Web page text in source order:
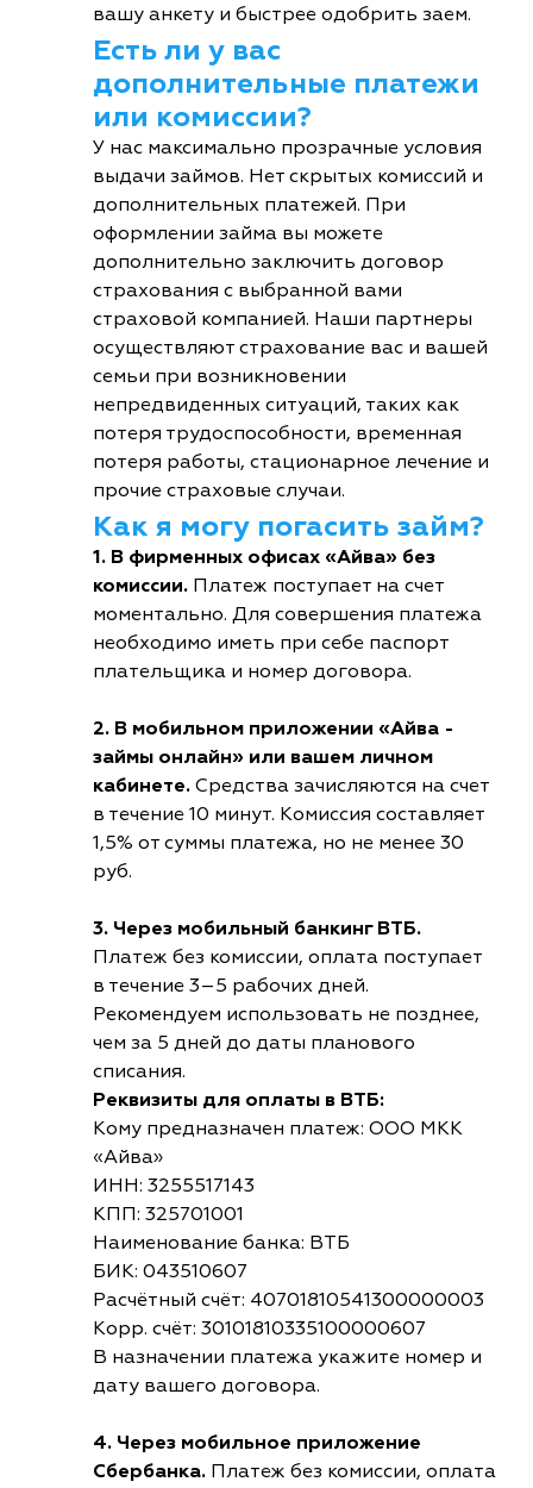
вашу анкету и быстрее одобрить заем.
Есть ли у вас
дополнительные платежи
или комиссии?
У нас максимально прозрачные условия
выдачи займов. Нет скрытых комиссий и
дополнительных платежей. При
оформлении займа вы можете
дополнительно заключить договор
страхования с выбранной вами
страховой компанией. Наши партнеры
осуществляют страхование вас и вашей
семьи при возникновении
непредвиденных ситуаций, таких как
потеря трудоспособности, временная
потеря работы, стационарное лечение и
прочие страховые случаи.
Как я могу погасить займ?
1. В фирменных офисах «Айва» без
комиссии. Платеж поступает на счет
моментально. Для совершения платежа
необходимо иметь при себе паспорт
плательщика и номер договора.
2. В мобильном приложении «Айва -
займы онлайн» или вашем личном
кабинете. Средства зачисляются на счет
в течение 10 минут. Комиссия составляет
1,5% от суммы платежа, но не менее 30
руб.
3. Через мобильный банкинг ВТБ.
Платеж без комиссии, оплата поступает
в течение 3–5 рабочих дней.
Рекомендуем использовать не позднее,
чем за 5 дней до даты планового
списания.
Реквизиты для оплаты в ВТБ:
Кому предназначен платеж: ООО МКК
«Айва»
ИНН: 3255517143
КПП: 325701001
Наименование банка: ВТБ
БИК: 043510607
Расчётный счёт: 40701810541300000003
Корр. счёт: 30101810335100000607
В назначении платежа укажите номер и
дату вашего договора.
4. Через мобильное приложение
Сбербанка. Платеж без комиссии, оплата